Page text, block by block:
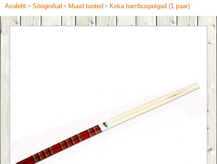
Avaleht » Sööginõud » Muud tooted » Koka bambuspulgad (1 paar)